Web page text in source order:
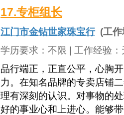
17.专柜组长
江门市金钻世家珠宝行(工作
学历要求： 不限 | 工作经验：
品行端正，正直公平，心胸
力。在知名品牌的专卖店铺
理有深刻的认识。对事物的
好的事业心和上进心。能够